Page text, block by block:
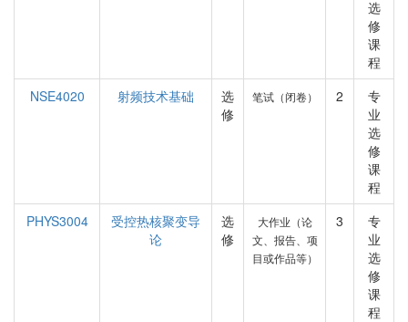
选
修
课
程
NSE4020
射频技术基础
选
修
笔试（闭卷） 2
专
业
选
修
课
程
PHYS3004
受控热核聚变导
论
选
修
大作业（论
文、报告、项
目或作品等）
3
专
业
选
修
课
程